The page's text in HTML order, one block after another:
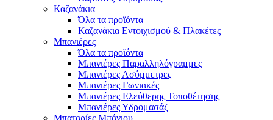
Καζανάκια
Όλα τα προϊόντα
Καζανάκια Εντοιχισμού & Πλακέτες
Μπανιέρες
Όλα τα προϊόντα
Μπανιέρες Παραλληλόγραμμες
Μπανιέρες Ασύμμετρες
Μπανιέρες Γωνιακές
Μπανιέρες Ελεύθερης Τοποθέτησης
Μπανιέρες Υδρομασάζ
Μπαταρίες Μπάνιου